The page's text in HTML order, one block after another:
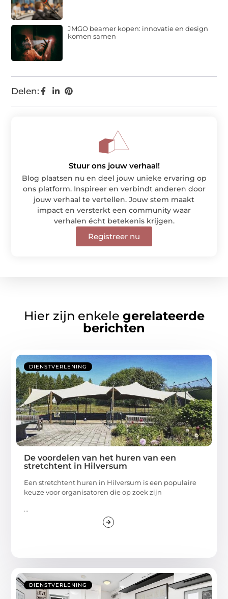
Delen:
JMGO beamer kopen: innovatie en design
komen samen
Stuur ons jouw verhaal!
Blog plaatsen nu en deel jouw unieke ervaring op
ons platform. Inspireer en verbindt anderen door
jouw verhaal te vertellen. Jouw stem maakt
impact en versterkt een community waar
verhalen écht betekenis krijgen.
Registreer nu
Hier zijn enkele gerelateerde
berichten
DIENSTVERLENING
De voordelen van het huren van een
stretchtent in Hilversum
Een stretchtent huren in Hilversum is een populaire
keuze voor organisatoren die op zoek zijn
...
DIENSTVERLENING